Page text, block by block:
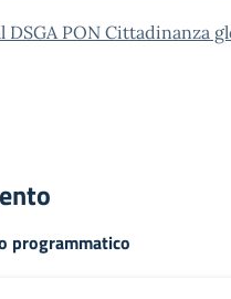
DSGA PON Cittadinanza
programmatico